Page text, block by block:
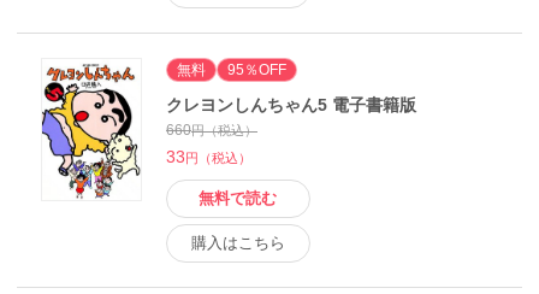
無料 95％OFF
クレヨンしんちゃん5 電子書籍版
660円（税込）
33 円（税込）
無料で読む
購入はこちら